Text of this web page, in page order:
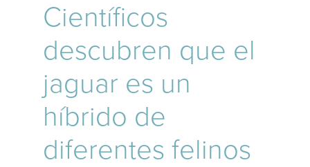
Científicos
descubren que el
jaguar es un
híbrido de
diferentes felinos